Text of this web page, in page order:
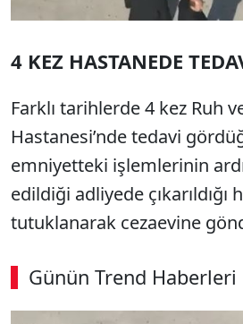
4 KEZ HASTANEDE
Farklı tarihlerde 4 kez Ruh
Hastanesi’nde tedavi
emniyetteki işlemlerinin
edildiği adliyede çıkarıldığı
tutuklanarak cezaevine
Günün Trend Haberleri